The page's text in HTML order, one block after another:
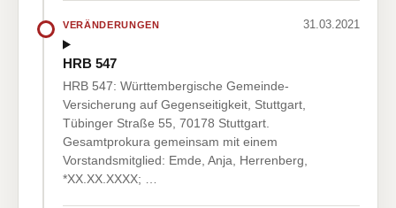
VERÄNDERUNGEN 31.03.2021
HRB 547
HRB 547: Württembergische Gemeinde-
Versicherung auf Gegenseitigkeit, Stuttgart,
Tübinger Straße 55, 70178 Stuttgart.
Gesamtprokura gemeinsam mit einem
Vorstandsmitglied: Emde, Anja, Herrenberg,
*XX.XX.XXXX; …